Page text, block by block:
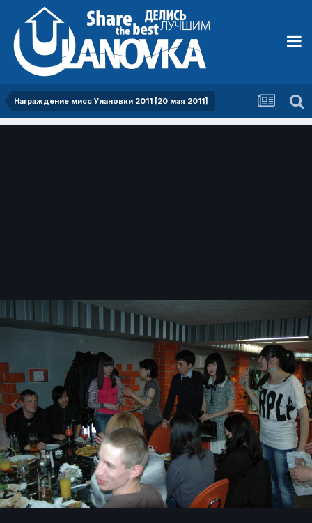
Награждение мисс Улановки 2011 [20 мая 2011]